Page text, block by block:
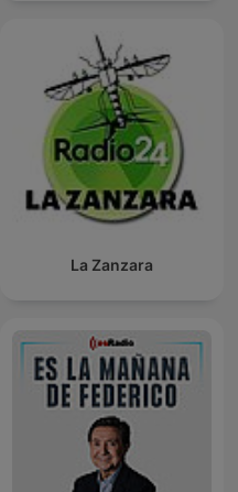
La Zanzara